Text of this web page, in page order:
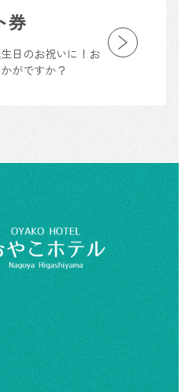
券
日のお祝いに！お
がですか？